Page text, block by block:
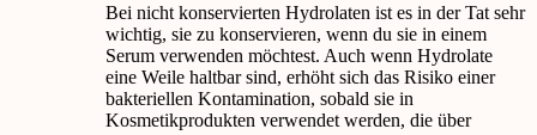
Bei nicht konservierten Hydrolaten ist es in der Tat sehr
wichtig, sie zu konservieren, wenn du sie in einem
Serum verwenden möchtest. Auch wenn Hydrolate
eine Weile haltbar sind, erhöht sich das Risiko einer
bakteriellen Kontamination, sobald sie in
Kosmetikprodukten verwendet werden, die über